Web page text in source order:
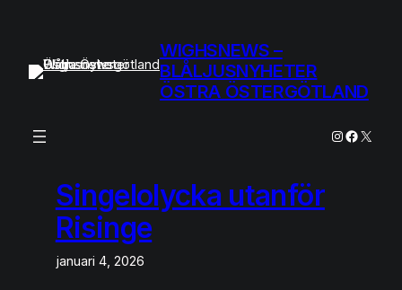
innehåll
WIGHSNEWS –
BLÅLJUSNYHETER
ÖSTRA ÖSTERGÖTLAND
Instagram
X
Singelolycka utanför
Risinge
januari 4, 2026